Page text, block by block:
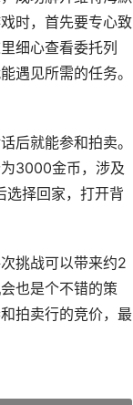
时，首先要专心致
细心查看委托列
遇见所需的任务。
后就能参和拍卖。
3000金币，涉及
选择回家，打开背
挑战可以带来约2
也是个不错的策
拍卖行的竞价，最